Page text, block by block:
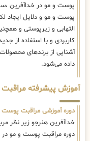
پوست و مو در خداآفرین
پوست و مو و دلایل ایجاد
التهابی و زیرپوستی و
کاربردی و با استفاده از
آشنایی از برندهای
داده می‌شود.
آموزش پیشرفته
دوره آموزشی مراقبت پوست
خداآفرین هنرجو زیر نظر
دوره مراقبت پوست و مو در